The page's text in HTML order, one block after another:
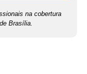
na cobertura
Brasília.